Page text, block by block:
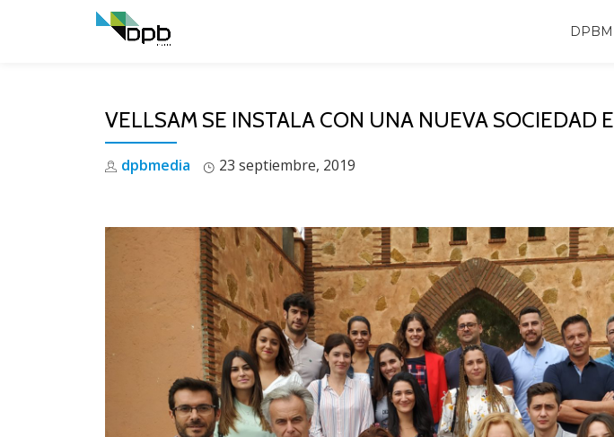
VELLSAM SE INSTALA CON UNA NUEVA SOCIEDAD
dpbmedia 23 septiembre, 2019